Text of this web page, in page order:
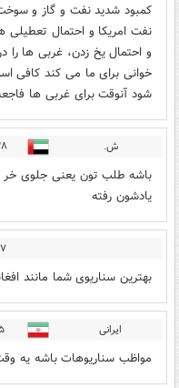
کمبود شدید نفت و گاز و
نفت امریکا و احتمال تعطیلی
و احتمال یخ زدن، غربی ها را
خوانی برای ما می کند کافی
شود آنوقت برای غربی ها
ش.
باشه طلب تون یعنی جلوی خر
یادشون رفته
بهترین سناریوی شما مانند
ایرانی
مواظب سناریوهات باشه یه